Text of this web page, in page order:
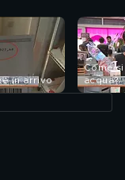
in arrivo
Come
acqua?